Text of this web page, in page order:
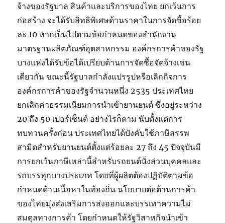
จ้างของรัฐบาล สินค้าและบริการของไทย ยกเว้นการ
ก่อสร้าง จะได้รับสิทธิพิเศษด้านราคาในการจัดซื้อร้อย
ละ 10 หากเป็นไปตามข้อกำหนดของสำนักงาน
มาตรฐานผลิตภัณฑ์อุตสาหกรรม องค์กรการค้าของรัฐ
บางแห่งได้รับข้อได้เปรียบด้านการจัดซื้อจัดจ้างเช่น
เดียวกัน ขณะนี้รัฐบาลกำลังแปรรูปหรือเลิกกิจการ
องค์กรการค้าของรัฐจำนวนหนึ่ง 2535 ประเทศไทย
ยกเลิกค่าธรรมเนียมการนำเข้ายานยนต์ ซึ่งอยู่ระหว่าง
20 ถึง 50 เปอร์เซ็นต์ อย่างไรก็ตาม นับตั้งแต่การ
ทบทวนครั้งก่อน ประเทศไทยได้บังคับใช้ภาษีสรรพ
สามิตสำหรับยานยนต์ตั้งแต่ร้อยละ 27 ถึง 45 ปัจจุบันมี
การยกเว้นภาษีเหล่านี้สำหรับรถยนต์นั่งส่วนบุคคลและ
รถบรรทุกบางประเภท โดยที่ผู้ผลิตต้องปฏิบัติตามข้อ
กำหนดด้านเนื้อหาในท้องถิ่น นโยบายต่อต้านการค้า
ของไทยมุ่งส่งเสริมการส่งออกและบรรเทาความไม่
สมดุลทางการค้า โดยกำหนดให้รัฐวิสาหกิจนำเข้า